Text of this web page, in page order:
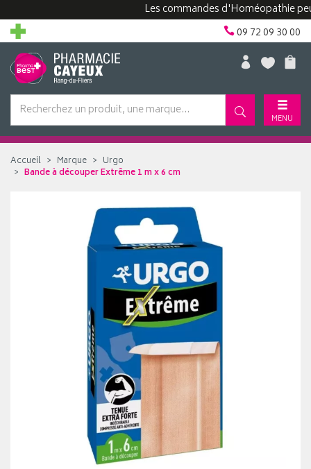
Les commandes d'Homéopathie
09 72 09 30 00
MENU
Accueil Marque
Urgo
Bande à découper Extrême 1 m x 6 cm